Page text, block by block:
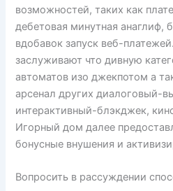
возможностей, таких как
дебетовая минутная анаглиф,
вдобавок запуск веб-
заслуживают что дивную
автоматов изо джекпотом а
арсенал других диалоговый-
интерактивный-блэкджек,
Игорный дом далее
бонусные внушения и
Вопросить в рассуждении